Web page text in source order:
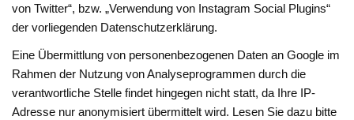
von Twitter“, bzw. „Verwendung von Instagram Social Plugins“
der vorliegenden Datenschutzerklärung.
Eine Übermittlung von personenbezogenen Daten an Google im
Rahmen der Nutzung von Analyseprogrammen durch die
verantwortliche Stelle findet hingegen nicht statt, da Ihre IP-
Adresse nur anonymisiert übermittelt wird. Lesen Sie dazu bitte